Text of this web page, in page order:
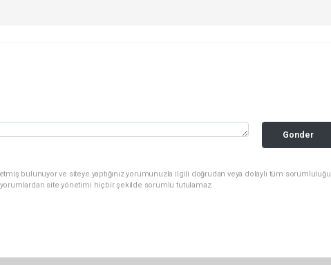
Gonder
bulunuyor ve siteye yaptığınız yorumunuzla ilgili doğrudan veya dolaylı tüm sorumluluğu
yorumlardan site yönetimi hiçbir şekilde sorumlu tutulamaz.